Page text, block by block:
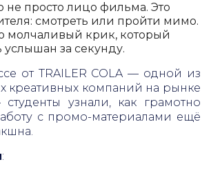
не просто лицо фильма. Это
смотреть или пройти мимо.
молчаливый крик, который
за секунду.
от TRAILER COLA — одной из
креативных компаний на рынке
узнали, как грамотно
с промо-материалами ещё
: